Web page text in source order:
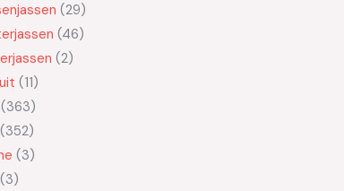
29
46
2
11
363
352
3
3